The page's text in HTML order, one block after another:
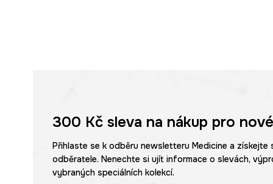
300 Kčsleva na nákup pro
Přihlaste se k odběru newsletteru Medicine a získejte
odběratele. Nenechte si ujít informace o slevách,
vybraných speciálních kolekcí.